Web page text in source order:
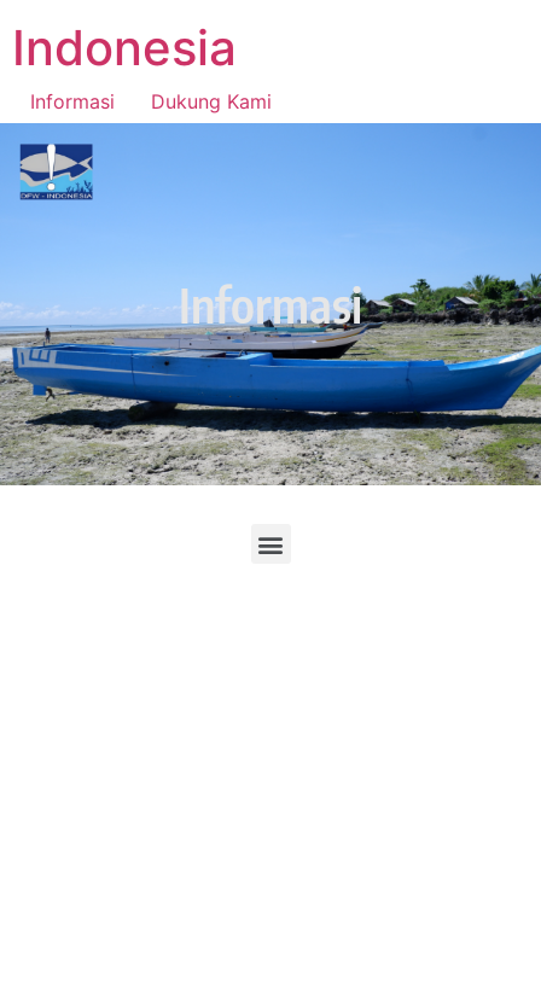
Indonesia
Informasi
Dukung Kami
National Fishers Center Indonesia
Informasi